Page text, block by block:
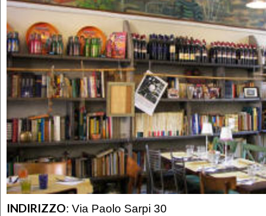
INDIRIZZO: Via Paolo Sarpi 30